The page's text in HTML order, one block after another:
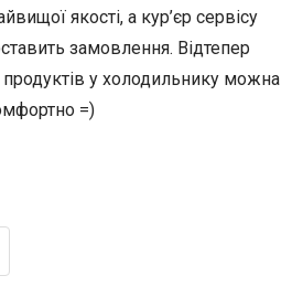
якості, а кур’єр сервісу
замовлення. Відтепер
у холодильнику можна
=)